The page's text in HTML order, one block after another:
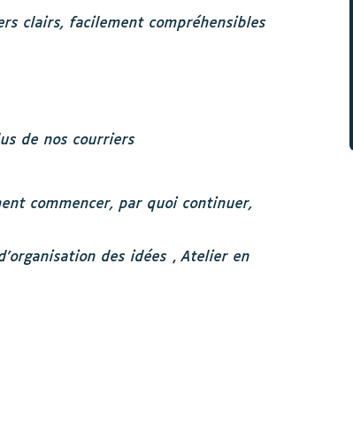
clairs, facilement compréhensibles
de nos courriers
commencer, par quoi continuer,
des idées ,Atelier en